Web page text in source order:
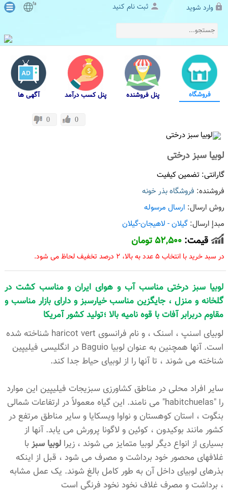
وارد شوید ثبت نام کنید fa
فروشگاه پنل فروشنده پنل کسب درآمد آگهی ها
0 0
لوبیا سبز درختی
گارانتی: تضمین کیفیت
فروشنده: فروشگاه بذر خونه
روش ارسال: ارسال مرسوله
مبدإ ارسال: گیلان - لاهیجان-گیلان
قیمت:52,500 تومان
در سبد خرید با انتخاب 5 عدد به بالا، 2 درصد تخفیف لحاظ می شود.
لوبیا سبز درختی مناسب آب و هوای ایران و مناسب کشت در
گلخانه و منزل ، جایگزین مناسب خیارسبز و دارای بازار مناسب و
مقاوم دربرابر آفات با قوه نامیه بالا ؛تولید کشور آمریکا
لوبیای اسنپ ، اسنک ، و نام فرانسوی haricot vert شناخته شده
است. آنها همچنین به عنوان لوبیا Baguio در انگلیسی فیلیپین
شناخته می شوند ، تا آنها را از لوبیای حیاط جدا کند.
سایر افراد محلی در مناطق کشاورزی سبزیجات فیلیپین این موارد
را "habitchuelas" می نامند. این گیاه معمولاً در ارتفاعات شمالی
بنگوت ، استان کوهستان و نواوا ویسکایا و سایر مناطق مرتفع در
کشور مانند بوکیدون ، کوئین و لاگونا پرورش می یابد. آنها از
بسیاری از انواع دیگر لوبیا متمایز می شوند ، زیرا لوبیا سبزبا
غلافهای محصور خود برداشت و مصرف می شود ، قبل از اینکه
بذرهای لوبیای داخل آن به طور کامل بالغ شوند. یک عمل مشابه
، برداشت و مصرف غلاف نخود نخود فرنگی است